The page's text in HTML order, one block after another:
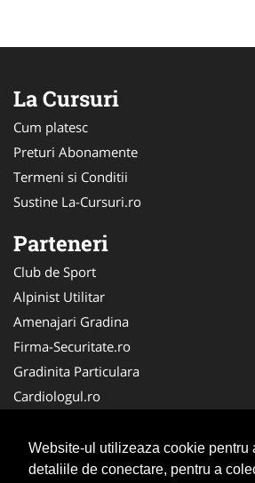
Website-ul utilizeaza cookie pentru
detaliile de conectare, pentru a
La Cursuri
Cum platesc
Preturi Abonamente
Termeni si Conditii
Sustine La-Cursuri.ro
Parteneri
Club de Sport
Alpinist Utilitar
Amenajari Gradina
Firma-Securitate.ro
Gradinita Particulara
Cardiologul.ro
Service-Reparatii.com
Ambalaje Romania